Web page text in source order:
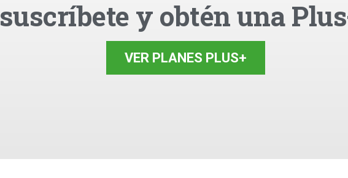
suscríbete y obtén una
VER PLANES PLUS+